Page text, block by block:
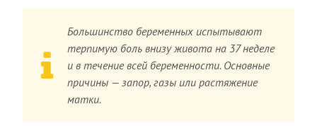
Большинство беременных испытывают
терпимую боль внизу живота на 37 неделе
и в течение всей беременности. Основные
причины — запор, газы или растяжение
матки.